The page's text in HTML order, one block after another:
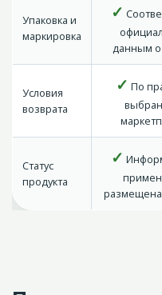
Упаковка и
маркировка
✓
данным о
Условия
возврата
✓ По
Статус
продукта
✓
размещена